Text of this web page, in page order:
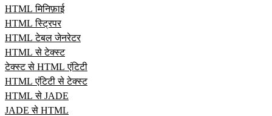
HTML मिनिफ़ाई
HTML स्ट्रिपर
HTML टेबल जेनरेटर
HTML से टेक्स्ट
टेक्स्ट से HTML एंटिटी
HTML एंटिटी से टेक्स्ट
HTML से JADE
JADE से HTML